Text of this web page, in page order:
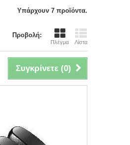
Υπάρχουν 7 προϊόντα.
Προβολή:
Πλέγμα Λίστα
Συγκρίνετε (0)